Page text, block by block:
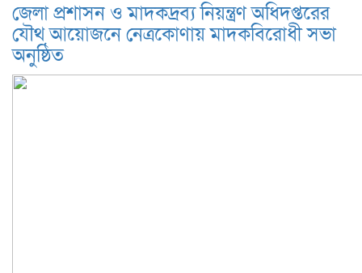
জেলা প্রশাসন ও মাদকদ্রব্য নিয়ন্ত্রণ অধিদপ্তরের
যৌথ আয়োজনে নেত্রকোণায় মাদকবিরোধী সভা
অনুষ্ঠিত